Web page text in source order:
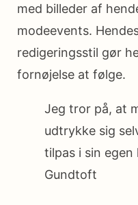
med billeder af
modeevents.
redigeringsstil gør
fornøjelse at følge.
Jeg tror på, at
udtrykke sig
tilpas i sin egen
Gundtoft